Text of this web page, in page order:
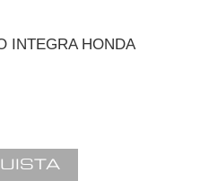
INTEGRA HONDA